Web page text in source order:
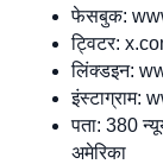
फेसबुक:
ट्विटर:
लिंक्डइन:
इंस्टाग्राम:
पता: 380
अमेरिका